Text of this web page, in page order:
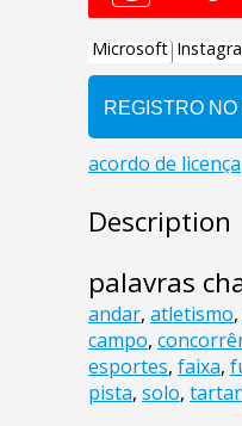
Description
palavras
andar, atletismo,
campo,
esportes, faixa,
pista, solo,